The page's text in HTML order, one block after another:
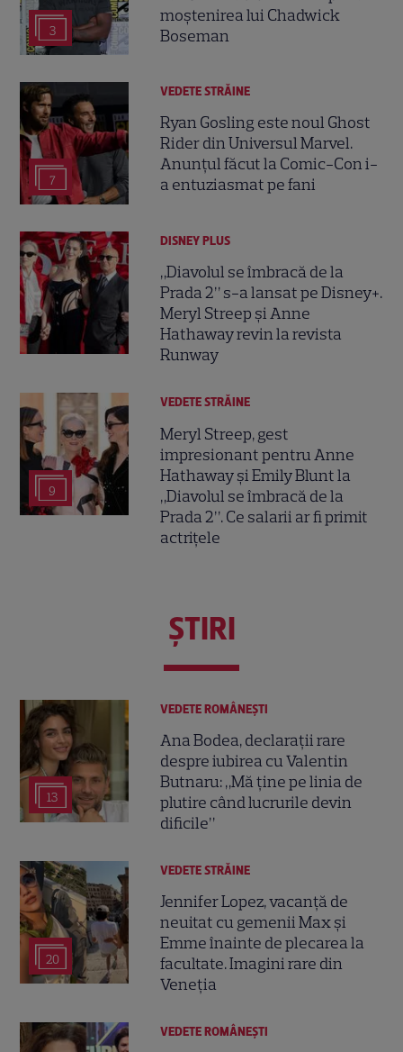
3
moștenirea lui Chadwick
Boseman
7
VEDETE STRĂINE
Ryan Gosling este noul Ghost
Rider din Universul Marvel.
Anunțul făcut la Comic-Con i-
a entuziasmat pe fani
DISNEY PLUS
„Diavolul se îmbracă de la
Prada 2” s-a lansat pe Disney+.
Meryl Streep și Anne
Hathaway revin la revista
Runway
9
VEDETE STRĂINE
Meryl Streep, gest
impresionant pentru Anne
Hathaway și Emily Blunt la
„Diavolul se îmbracă de la
Prada 2”. Ce salarii ar fi primit
actrițele
ŞTIRI
13
VEDETE ROMÂNEŞTI
Ana Bodea, declarații rare
despre iubirea cu Valentin
Butnaru: „Mă ține pe linia de
plutire când lucrurile devin
dificile”
20
VEDETE STRĂINE
Jennifer Lopez, vacanță de
neuitat cu gemenii Max și
Emme înainte de plecarea la
facultate. Imagini rare din
Veneția
VEDETE ROMÂNEŞTI